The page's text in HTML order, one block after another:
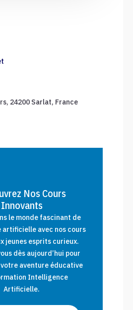
24200 Sarlat, France
Nos Cours
Innovants
le monde fascinant de
artificielle avec nos cours
jeunes esprits curieux.
dès aujourd’hui pour
aventure éducative
Intelligence
Artificielle.